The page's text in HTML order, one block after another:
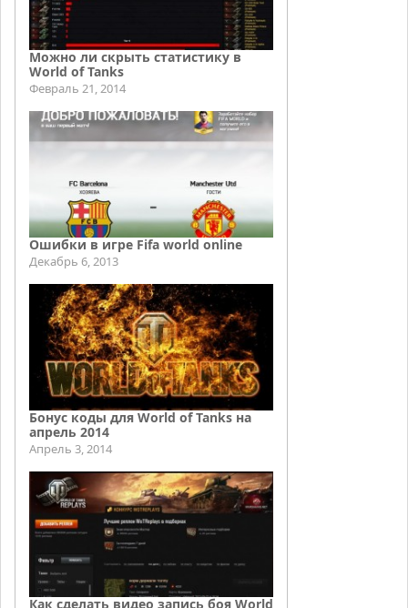
Можно ли скрыть статистику в
World of Tanks
Февраль 21, 2014
Ошибки в игре Fifa world online
Декабрь 6, 2013
Бонус коды для World of Tanks на
апрель 2014
Апрель 3, 2014
Как сделать видео запись боя World